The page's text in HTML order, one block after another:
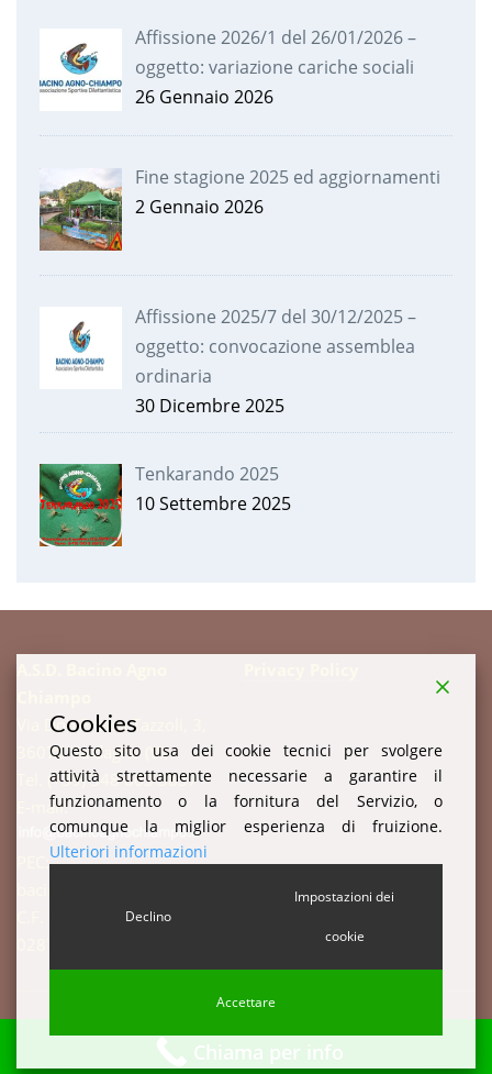
Affissione 2026/1 del 26/01/2026 –
oggetto: variazione cariche sociali
26 Gennaio 2026
Fine stagione 2025 ed aggiornamenti
2 Gennaio 2026
Affissione 2025/7 del 30/12/2025 –
oggetto: convocazione assemblea
ordinaria
30 Dicembre 2025
Tenkarando 2025
10 Settembre 2025
Via Don Enrico Tazzoli, 3,
36078 Valdagno (VI)
Tel. (+39) 348 003 3857
E-mail:
C.F. 94003520247 P.IVA:
Cookies
Questo sito usa dei cookie tecnici per svolgere
attività strettamente necessarie a garantire il
funzionamento o la fornitura del Servizio, o
comunque la miglior esperienza di fruizione.
Ulteriori informazioni
Declino
Impostazioni dei
cookie
Accettare
Chiama per info